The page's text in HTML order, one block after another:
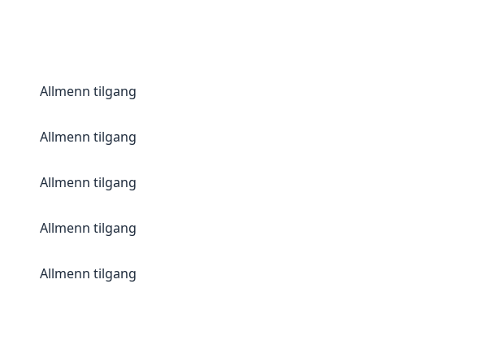
Allmenn tilgang
Allmenn tilgang
Allmenn tilgang
Allmenn tilgang
Allmenn tilgang